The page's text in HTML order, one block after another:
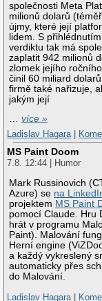
společnosti Meta
milionů dolarů
újmy, které její
lidem. S
verdiktu tak má
zaplatit 942 milionů
zlomek jejího
činil 60 miliard
firmě také nařizuje,
jakým její
…více »
Ladislav Hagara
MS Paint Doom
7.8. 12:44 | Humor
Mark Russinovich
Azure) se na
projektem MS Paint
pomocí Claude. Hru
hrát v programu
Paint). Malování
Herní engine
a každý vykreslený
automaticky přes
do Malování.
Ladislav Hagara